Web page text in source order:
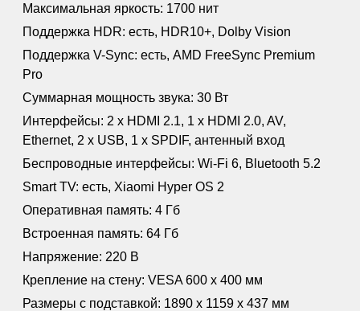
Максимальная яркость: 1700 нит
Поддержка HDR: есть, HDR10+, Dolby Vision
Поддержка V-Sync: есть, AMD FreeSync Premium
Pro
Суммарная мощность звука: 30 Вт
Интерфейсы: 2 x HDMI 2.1, 1 x HDMI 2.0, AV,
Ethernet, 2 x USB, 1 x SPDIF, антенный вход
Беспроводные интерфейсы: Wi-Fi 6, Bluetooth 5.2
Smart TV: есть, Xiaomi Hyper OS 2
Оперативная память: 4 Гб
Встроенная память: 64 Гб
Напряжение: 220 В
Крепление на стену: VESA 600 x 400 мм
Размеры с подставкой: 1890 х 1159 х 437 мм